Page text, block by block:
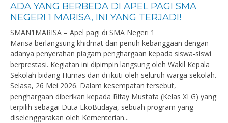
ADA YANG BERBEDA DI APEL PAGI SMA
NEGERI 1 MARISA, INI YANG TERJADI!
SMAN1MARISA – Apel pagi di SMA Negeri 1
Marisa berlangsung khidmat dan penuh kebanggaan dengan
adanya penyerahan piagam penghargaan kepada siswa-siswi
berprestasi. Kegiatan ini dipimpin langsung oleh Wakil Kepala
Sekolah bidang Humas dan di ikuti oleh seluruh warga sekolah.
Selasa, 26 Mei 2026. Dalam kesempatan tersebut,
penghargaan diberikan kepada Rifay Mustafa (Kelas XI G) yang
terpilih sebagai Duta EkoBudaya, sebuah program yang
diselenggarakan oleh Kementerian...